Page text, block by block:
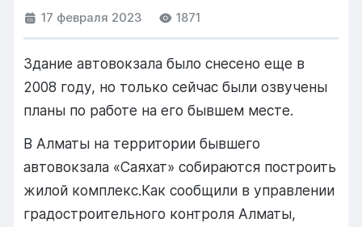
17 февраля 2023 1871
Здание автовокзала было снесено еще в
2008 году, но только сейчас были озвучены
планы по работе на его бывшем месте.
В Алматы на территории бывшего
автовокзала «Саяхат» собираются построить
жилой комплекс.Как сообщили в управлении
градостроительного контроля Алматы,